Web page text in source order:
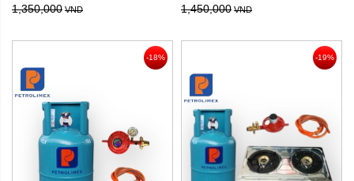
1,350,000 VND 1,450,000 VND
-18% -19%